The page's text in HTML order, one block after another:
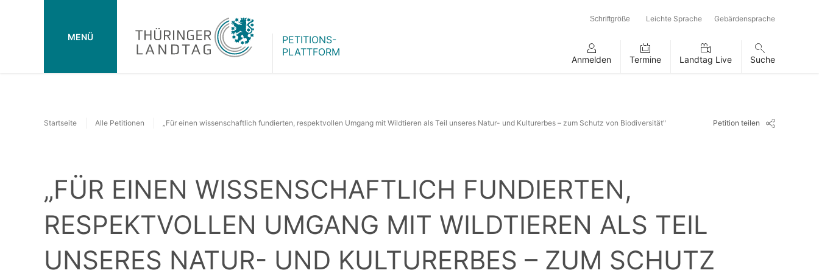
MENÜ
PETITIONS-
PLATTFORM
Schriftgröße Leichte Sprache Gebärdensprache
Anmelden Termine Landtag Live Suche
Startseite Alle Petitionen „Für einen wissenschaftlich fundierten, respektvollen Umgang mit Wildtieren als Teil unseres Natur- und Kulturerbes – zum Schutz von Biodiversität" Petition teilen
„FÜR EINEN WISSENSCHAFTLICH FUNDIERTEN,
RESPEKTVOLLEN UMGANG MIT WILDTIEREN ALS TEIL
UNSERES NATUR- UND KULTURERBES – ZUM SCHUTZ